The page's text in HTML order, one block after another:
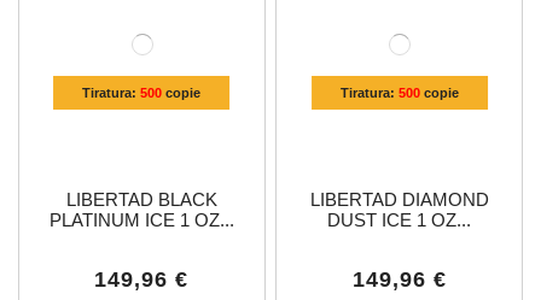
Tiratura:500 copie
LIBERTAD BLACK
PLATINUM ICE 1 OZ...
149,96 €
Tiratura: 500copie
LIBERTAD DIAMOND
DUST ICE 1 OZ...
149,96 €